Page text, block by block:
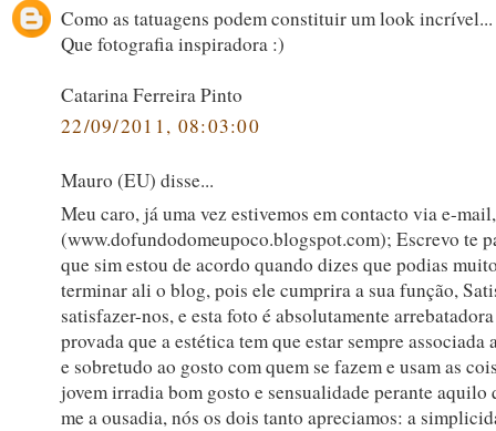
Como as tatuagens podem constituir um look incrível...
Que fotografia inspiradora :)
Catarina Ferreira Pinto
22/09/2011, 08:03:00
Mauro (EU) disse...
Meu caro, já uma vez estivemos em contacto via e-mail,
(www.dofundodomeupoco.blogspot.com); Escrevo te
que sim estou de acordo quando dizes que podias
terminar ali o blog, pois ele cumprira a sua função,
satisfazer-nos, e esta foto é absolutamente
provada que a estética tem que estar sempre associada
e sobretudo ao gosto com quem se fazem e usam as
jovem irradia bom gosto e sensualidade perante aquilo
me a ousadia, nós os dois tanto apreciamos: a